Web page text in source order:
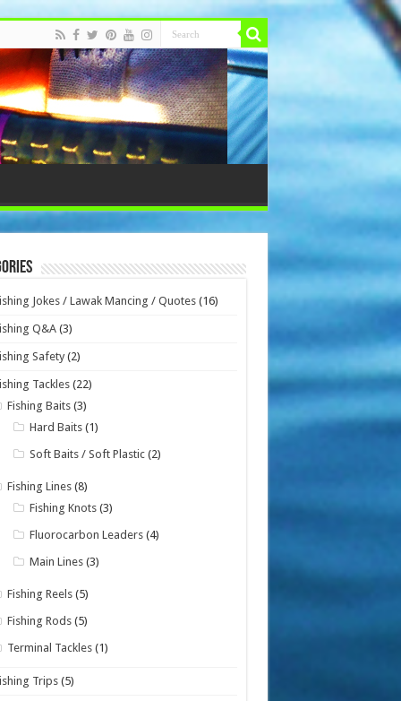
Jokes / Lawak Mancing / Quotes (16)
Q&A (3)
Safety (2)
Tackles (22)
Fishing Baits (3)
Hard Baits (1)
Soft Baits / Soft Plastic (2)
Fishing Lines (8)
Fishing Knots (3)
Fluorocarbon Leaders (4)
Main Lines (3)
Fishing Reels (5)
Fishing Rods (5)
Terminal Tackles (1)
Trips (5)